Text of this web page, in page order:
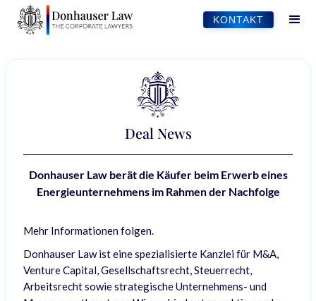
KONTAKT
Deal News
Donhauser Law berät die Käufer beim Erwerb eines
Energieunternehmens im Rahmen der Nachfolge
Mehr Informationen folgen.
Donhauser Law ist eine spezialisierte Kanzlei für M&A,
Venture Capital, Gesellschaftsrecht, Steuerrecht,
Arbeitsrecht sowie strategische Unternehmens- und